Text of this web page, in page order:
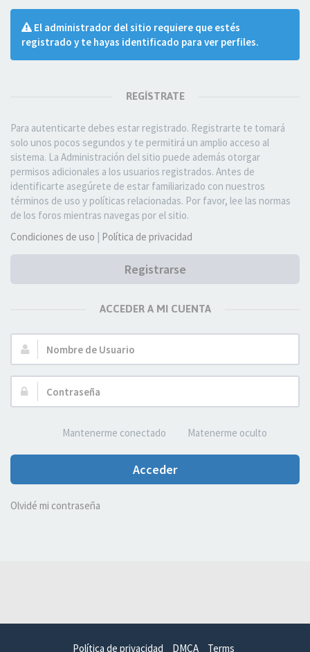
El administrador del sitio requiere que estés
registrado y te hayas identificado para ver perfiles.
REGÍSTRATE
Para autenticarte debes estar registrado. Registrarte te tomará
solo unos pocos segundos y te permitirá un amplio acceso al
sistema. La Administración del sitio puede además otorgar
permisos adicionales a los usuarios registrados. Antes de
identificarte asegúrete de estar familiarizado con nuestros
términos de uso y políticas relacionadas. Por favor, lee las normas
de los foros mientras navegas por el sitio.
Condiciones de uso | Política de privacidad
Registrarse
ACCEDER A MI CUENTA
Nombre
de
Usuario:
Contraseña:
Mantenerme conectado Matenerme oculto
Acceder
Olvidé mi contraseña
Política de privacidad DMCA Terms